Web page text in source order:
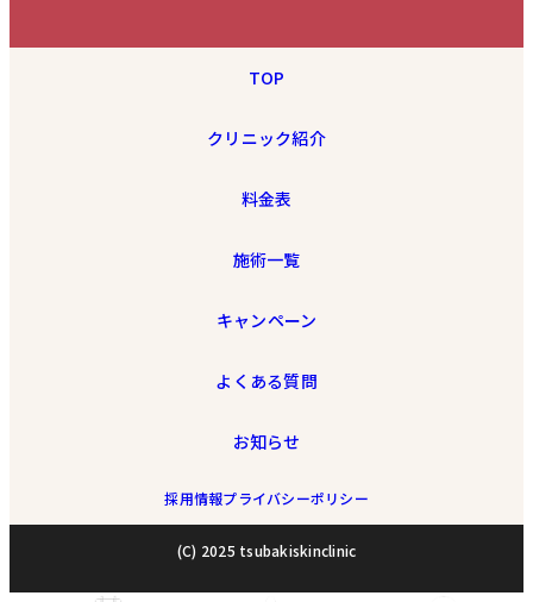
TOP
クリニック紹介
料金表
施術一覧
キャンペーン
よくある質問
お知らせ
採用情報プライバシーポリシー
(C) 2025 tsubakiskinclinic